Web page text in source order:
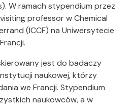
W ramach stypendium przez
professor w Chemical
(ICCF) na Uniwersytecie
jest do badaczy
naukowej, którzy
we Francji. Stypendium
naukowców, a w